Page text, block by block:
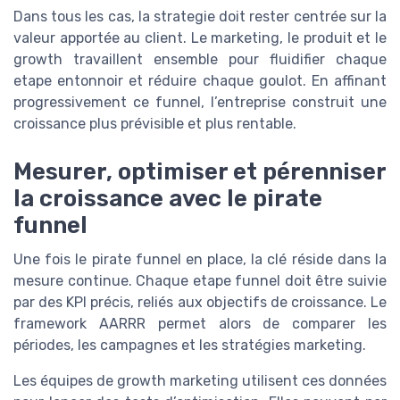
Dans tous les cas, la strategie doit rester centrée sur la
valeur apportée au client. Le marketing, le produit et le
growth travaillent ensemble pour fluidifier chaque
etape entonnoir et réduire chaque goulot. En affinant
progressivement ce funnel, l’entreprise construit une
croissance plus prévisible et plus rentable.
Mesurer, optimiser et pérenniser
la croissance avec le pirate
funnel
Une fois le pirate funnel en place, la clé réside dans la
mesure continue. Chaque etape funnel doit être suivie
par des KPI précis, reliés aux objectifs de croissance. Le
framework AARRR permet alors de comparer les
périodes, les campagnes et les stratégies marketing.
Les équipes de growth marketing utilisent ces données